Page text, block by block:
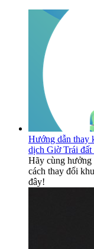
Hướng dẫn thay
dịch Giờ Trái đất
Hãy cùng hưởng
cách thay đổi
đây!